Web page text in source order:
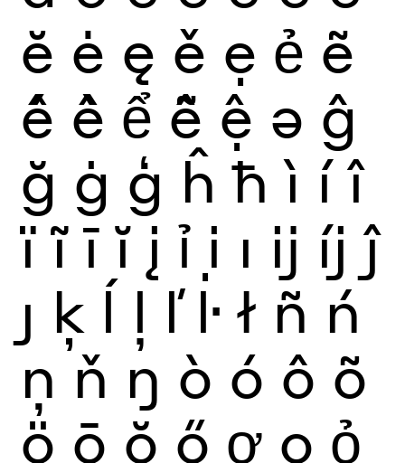
ĕ ė ę ě ẹ ẻ ẽ
ế ề ể ễ ệ ə ĝ
ğ ġ ģ ĥ ħ ì í î
ï ĩ ī ĭ į ỉ ị ı ĳ íj ĵ
ȷ ķ ĺ ļ ľ ŀ ł ñ ń
ņ ň ŋ ò ó ô õ
ö ō ŏ ő ơ ọ ỏ